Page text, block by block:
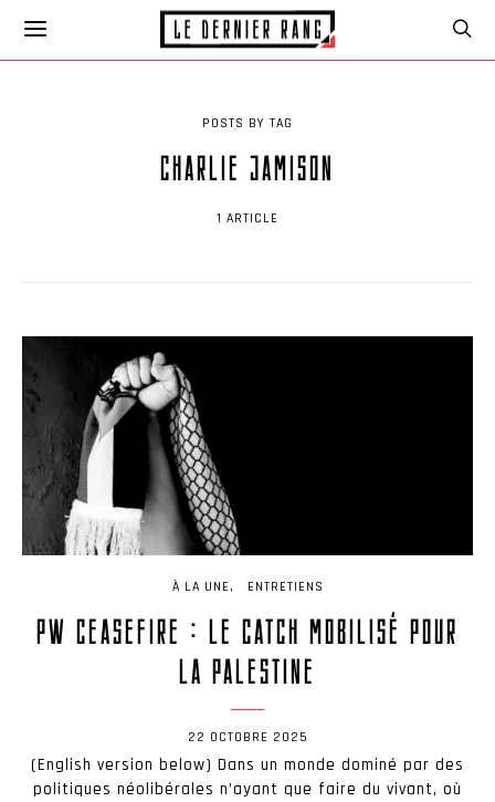
ARTICLES
DONALD TRUMP :
ENTRE CATCH ET
24 JUIN 2026
À LA UNE
MAODINO : L’ART
D’HABILLER LE CATCH
LIRE L'ARTICLE
POSTS BY TAG
CHARLIE JAMISON
1 ARTICLE
À LA UNE ENTRETIENS
PW CEASEFIRE : LE CATCH MOBILISÉ POUR
LA PALESTINE
22 OCTOBRE 2025
(English version below) Dans un monde dominé par des
politiques néolibérales n’ayant que faire du vivant, où